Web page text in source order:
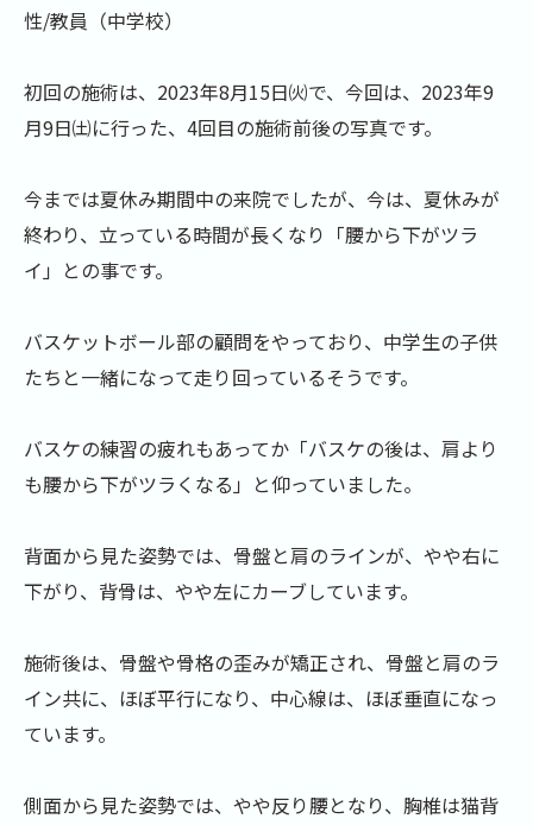
性/教員（中学校）
初回の施術は、2023年8月15日㈫で、今回は、2023年9
月9日㈯に行った、4回目の施術前後の写真です。
今までは夏休み期間中の来院でしたが、今は、夏休みが
終わり、立っている時間が長くなり「腰から下がツラ
イ」との事です。
バスケットボール部の顧問をやっており、中学生の子供
たちと一緒になって走り回っているそうです。
バスケの練習の疲れもあってか「バスケの後は、肩より
も腰から下がツラくなる」と仰っていました。
背面から見た姿勢では、骨盤と肩のラインが、やや右に
下がり、背骨は、やや左にカーブしています。
施術後は、骨盤や骨格の歪みが矯正され、骨盤と肩のラ
イン共に、ほぼ平行になり、中心線は、ほぼ垂直になっ
ています。
側面から見た姿勢では、やや反り腰となり、胸椎は猫背